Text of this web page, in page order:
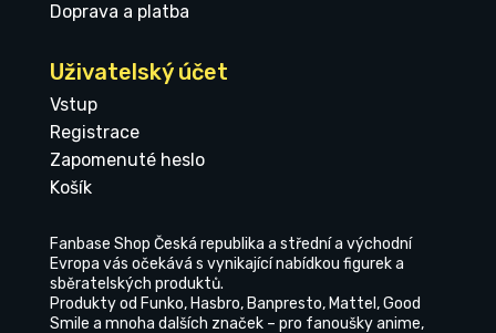
Doprava a platba
Uživatelský účet
Vstup
Registrace
Zapomenuté heslo
Košík
Fanbase Shop Česká republika a střední a východní
Evropa vás očekává s vynikající nabídkou figurek a
sběratelských produktů.
Produkty od Funko, Hasbro, Banpresto, Mattel, Good
Smile a mnoha dalších značek – pro fanoušky anime,